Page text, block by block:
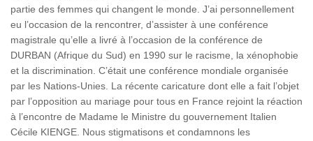
partie des femmes qui changent le monde. J’ai personnellement
eu l’occasion de la rencontrer, d’assister à une conférence
magistrale qu’elle a livré à l’occasion de la conférence de
DURBAN (Afrique du Sud) en 1990 sur le racisme, la xénophobie
et la discrimination. C’était une conférence mondiale organisée
par les Nations-Unies. La récente caricature dont elle a fait l’objet
par l’opposition au mariage pour tous en France rejoint la réaction
à l’encontre de Madame le Ministre du gouvernement Italien
Cécile KIENGE. Nous stigmatisons et condamnons les